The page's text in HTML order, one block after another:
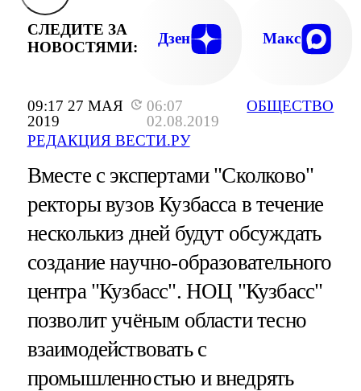
09:17 27 МАЯ
2019
06:07
02.08.2019
РЕДАКЦИЯ ВЕСТИ.РУ
ОБЩЕСТВО
СЛЕДИТЕ ЗА
НОВОСТЯМИ:
Дзен Макс
Вместе с экспертами "Сколково"
ректоры вузов Кузбасса в течение
несколькиз дней будут обсуждать
создание научно-образовательного
центра "Кузбасс". НОЦ "Кузбасс"
позволит учёным области тесно
взаимодействовать с
промышленностью и внедрять